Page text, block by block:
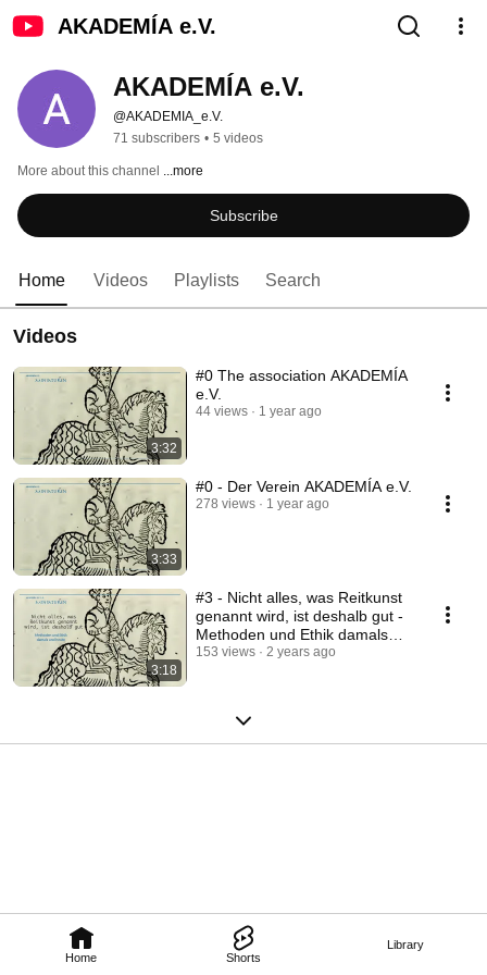
AKADEMÍA e.V.
Home Shorts
Library
AKADEMÍA e.V.
@AKADEMIA_e.V.
71 subscribers • 5 videos
More about this channel ...more
Subscribe
Home Videos Playlists Search
Videos
3:32
#0 The association AKADEMÍA
e.V.
44 views 1 year ago
3:33
#0 - Der Verein AKADEMÍA e.V.
278 views 1 year ago
3:18
#3 - Nicht alles, was Reitkunst
genannt wird, ist deshalb gut -
Methoden und Ethik damals
und heute
153 views 2 years ago